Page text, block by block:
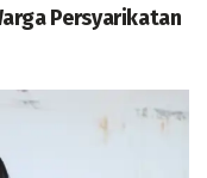
Persyarikatan